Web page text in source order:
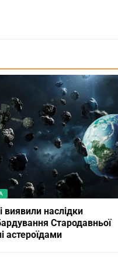
виявили наслідки
Стародавньої
астероїдами